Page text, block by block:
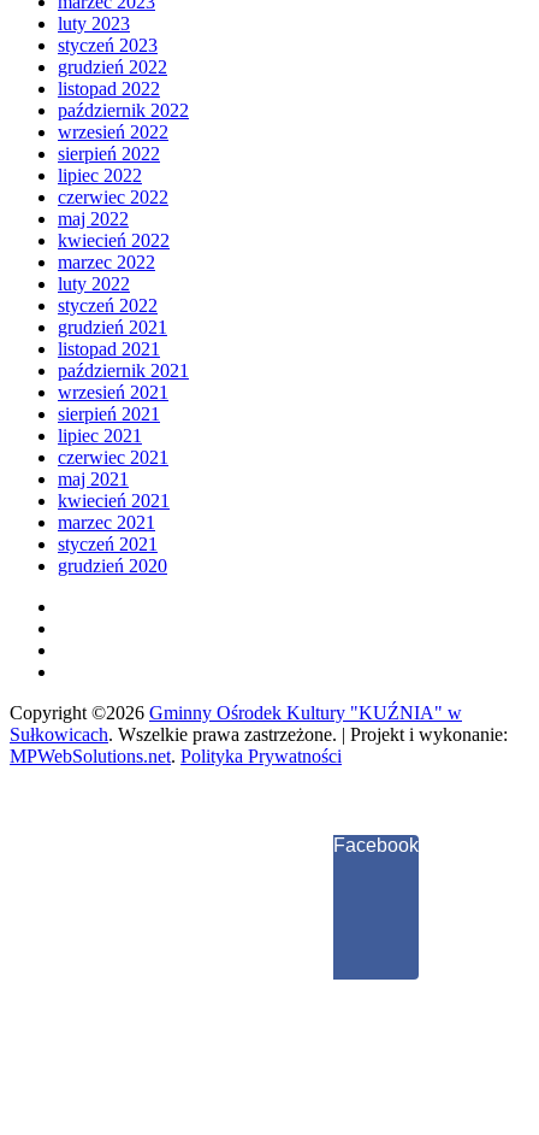
luty 2023
styczeń 2023
grudzień 2022
listopad 2022
październik 2022
wrzesień 2022
sierpień 2022
lipiec 2022
czerwiec 2022
maj 2022
kwiecień 2022
marzec 2022
luty 2022
styczeń 2022
grudzień 2021
listopad 2021
październik 2021
wrzesień 2021
sierpień 2021
lipiec 2021
czerwiec 2021
maj 2021
kwiecień 2021
marzec 2021
styczeń 2021
grudzień 2020
Copyright ©2026 Gminny Ośrodek Kultury "KUŹNIA" w
Sułkowicach. Wszelkie prawa zastrzeżone. | Projekt i wykonanie:
MPWebSolutions.net. Polityka Prywatności
Facebook